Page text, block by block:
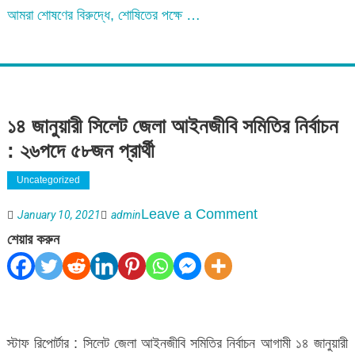
আমরা শোষণের বিরুদ্ধে, শোষিতের পক্ষে …
১৪ জানুয়ারী সিলেট জেলা আইনজীবি সমিতির নির্বাচন
: ২৬পদে ৫৮জন প্রার্থী
Uncategorized
January 10, 2021 adminLeave a Commenton
আইনজীবি
শেয়ার করুন
স্টাফ রিপোর্টার : সিলেট জেলা আইনজীবি সমিতির নির্বাচন আগামী ১৪ জানুয়ারী